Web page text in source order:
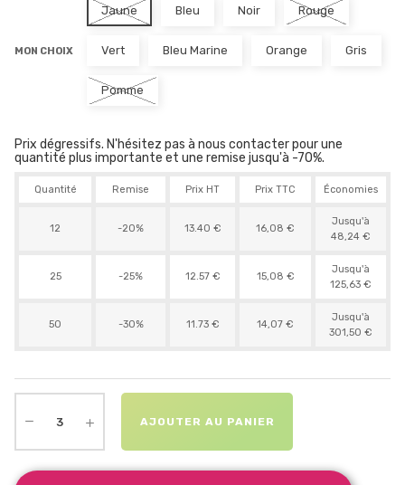
MON CHOIX
Jaune Bleu Noir Rouge
Vert Bleu Marine Orange Gris
Pomme
Prix dégressifs. N'hésitez pas à nous contacter pour une
quantité plus importante et une remise jusqu'à -70%.
Quantité Remise Prix HT Prix TTC Économies
12 -20% 13.40 € 16,08 €
Jusqu'à
48,24 €
25 -25% 12.57 € 15,08 €
Jusqu'à
125,63 €
50 -30% 11.73 € 14,07 €
Jusqu'à
301,50 €
AJOUTER AU PANIER